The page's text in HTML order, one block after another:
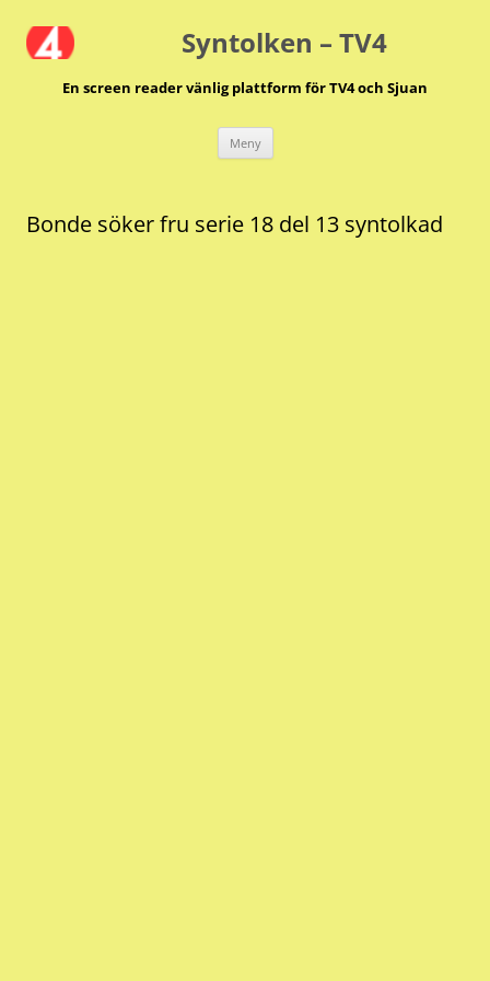
till
innehåll Syntolken – TV4
En screen reader vänlig plattform för TV4 och Sjuan
Meny
Bonde söker fru serie 18 del 13 syntolkad